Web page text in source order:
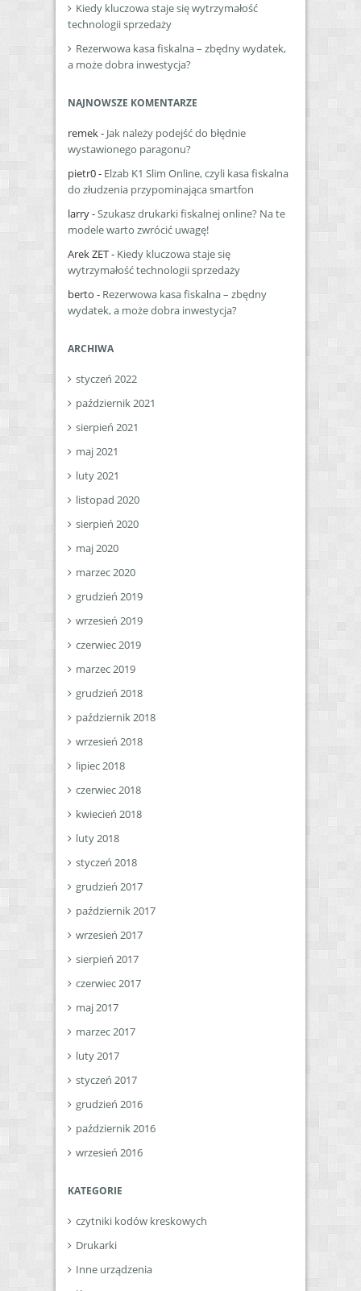
Kiedy kluczowa staje się wytrzymałość
technologii sprzedaży
Rezerwowa kasa fiskalna – zbędny wydatek,
a może dobra inwestycja?
NAJNOWSZE KOMENTARZE
remek- Jak należy podejść do błędnie
wystawionego paragonu?
pietr0- Elzab K1 Slim Online, czyli kasa fiskalna
do złudzenia przypominająca smartfon
larry-Szukasz drukarki fiskalnej online? Na te
modele warto zwrócić uwagę!
Arek ZET- Kiedy kluczowa staje się
wytrzymałość technologii sprzedaży
berto - Rezerwowa kasa fiskalna – zbędny
wydatek, a może dobra inwestycja?
ARCHIWA
styczeń 2022
październik 2021
sierpień 2021
maj 2021
luty 2021
listopad 2020
sierpień 2020
maj 2020
marzec 2020
grudzień 2019
wrzesień 2019
czerwiec 2019
marzec 2019
grudzień 2018
październik 2018
wrzesień 2018
lipiec 2018
czerwiec 2018
kwiecień 2018
luty 2018
styczeń 2018
grudzień 2017
październik 2017
wrzesień 2017
sierpień 2017
czerwiec 2017
maj 2017
marzec 2017
luty 2017
styczeń 2017
grudzień 2016
październik 2016
wrzesień 2016
KATEGORIE
czytniki kodów kreskowych
Drukarki
Inne urządzenia